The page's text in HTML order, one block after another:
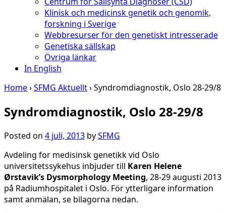
Klinisk och medicinsk genetik och genomik,
forskning i Sverige
Webbresurser för den genetiskt intresserade
Genetiska sällskap
Övriga länkar
In English
Home›SFMG Aktuellt›Syndromdiagnostik, Oslo 28-29/8
Syndromdiagnostik, Oslo 28-29/8
Posted on 4 juli, 2013 bySFMG
Avdeling for medisinsk genetikk vid Oslo
universitetssykehus inbjuder till Karen Helene
Ørstavik’s Dysmorphology Meeting, 28-29 augusti 2013
på Radiumhospitalet i Oslo. För ytterligare information
samt anmälan, se bilagorna nedan.